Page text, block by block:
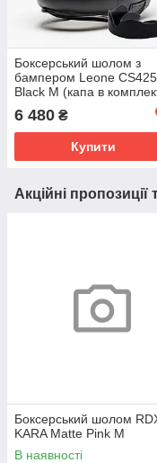
Боксерський шолом з
бампером Leone CS425
Black M (капа в
6 480 ₴
Купити
Акційні пропозиції
Боксерський шолом
KARA Matte Pink M
В наявності